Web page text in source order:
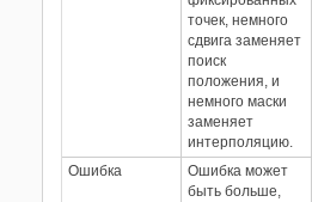
точек, немного
сдвига заменяет
поиск
положения, и
немного маски
заменяет
интерполяцию.
Ошибка
Ошибка может
быть больше,